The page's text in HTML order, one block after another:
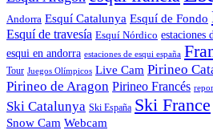
Andorra Esquí Catalunya Esquí de Fondo
Esquí de travesía Esquí Nórdico estaciones
esqui en andorra estaciones de esqui españa
Tour Juegos Olímpicos Live Cam Pirineo
Pirineo de Aragon Pirineo Francés
Ski Catalunya Ski España Ski France
Snow Cam Webcam